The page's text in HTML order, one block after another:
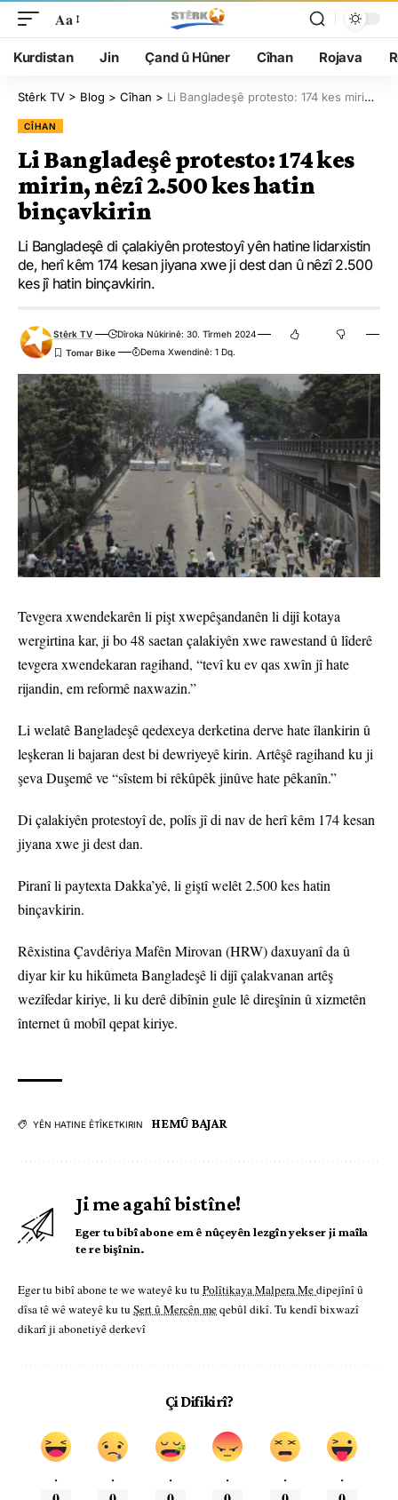
Aa
Kurdistan Jin Çand û Hûner Cîhan Rojava
Stêrk TV > Blog > Cîhan > Li Bangladeşê protesto: 174 kes mirin, nêzî 2.500 kes hatin binçavkirin
CÎHAN
Li Bangladeşê protesto: 174 kes
mirin, nêzî 2.500 kes hatin
binçavkirin
Li Bangladeşê di çalakiyên protestoyî yên hatine lidarxistin
de, herî kêm 174 kesan jiyana xwe ji dest dan û nêzî 2.500
kes jî hatin binçavkirin.
Stêrk TV
Dîroka Nûkirinê: 30. Tîrmeh 2024
Dema Xwendinê: 1 Dq.
Tevgera xwendekarên li pişt xwepêşandanên li dijî kotaya
wergirtina kar, ji bo 48 saetan çalakiyên xwe rawestand û lîderê
tevgera xwendekaran ragihand, “tevî ku ev qas xwîn jî hate
rijandin, em reformê naxwazin.”
Li welatê Bangladeşê qedexeya derketina derve hate îlankirin û
leşkeran li bajaran dest bi dewriyeyê kirin. Artêşê ragihand ku ji
şeva Duşemê ve “sîstem bi rêkûpêk jinûve hate pêkanîn.”
Di çalakiyên protestoyî de, polîs jî di nav de herî kêm 174 kesan
jiyana xwe ji dest dan.
Piranî li paytexta Dakka’yê, li giştî welêt 2.500 kes hatin
binçavkirin.
Rêxistina Çavdêriya Mafên Mirovan (HRW) daxuyanî da û
diyar kir ku hikûmeta Bangladeşê li dijî çalakvanan artêş
wezîfedar kiriye, li ku derê dibînin gule lê direşînin û xizmetên
înternet û mobîl qepat kiriye.
YÊN HATINE ÊTÎKETKIRIN HEMÛ BAJAR
Ji me agahî bistîne!
Eger tu bibî abone em ê nûçeyên lezgîn yekser ji maîla
te re bişînin.
Eger tu bibî abone te we wateyê ku tu Polîtikaya Malpera Medipejînî û
dîsa tê wê wateyê ku tu Şert û Mercên meqebûl dikî. Tu kendî bixwazî
dikarî ji abonetiyê derkevî
Çi Difikirî?
. . . . . .